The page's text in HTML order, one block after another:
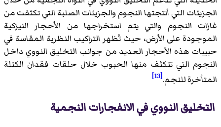
الجزيئات التي أنتجتها النجوم والجزيئات الصلبة التي تكثفت من
غازات النجوم والتي يتم استخراجها من الأحجار النيزكية
الموجودة على الأرض، حيث تُظهر التراكيب النظرية المقاسة في
حبيبات هذه الأحجار العديد من جوانب التخليق النووي داخل
النجوم التي تتكثف منها الحبوب خلال حلقات فقدان الكتلة
المتأخرة للنجم.[13]
التخليق النووي في الانفجارات النجمية